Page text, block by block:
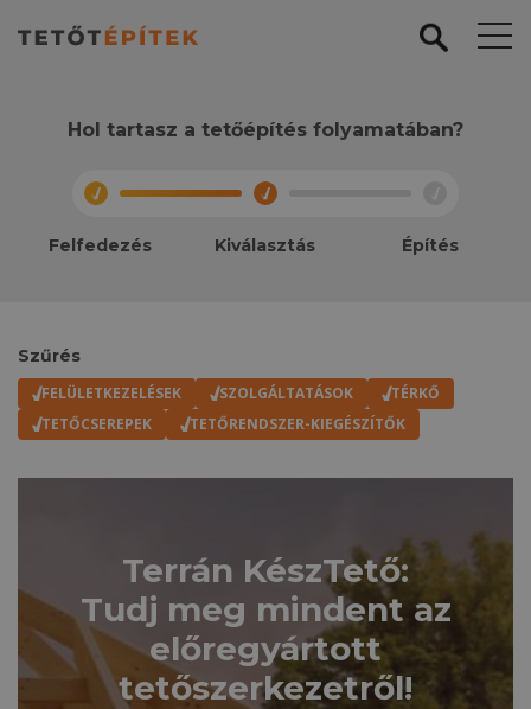
Hol tartasz a tetőépítés folyamatában?
Felfedezés Kiválasztás Építés
Szűrés
FELÜLETKEZELÉSEK SZOLGÁLTATÁSOK
TÉRKŐ
TETŐCSEREPEK
TETŐRENDSZER-KIEGÉSZÍTŐK
Terrán KészTető:
Tudj meg mindent az
előregyártott
tetőszerkezetről!